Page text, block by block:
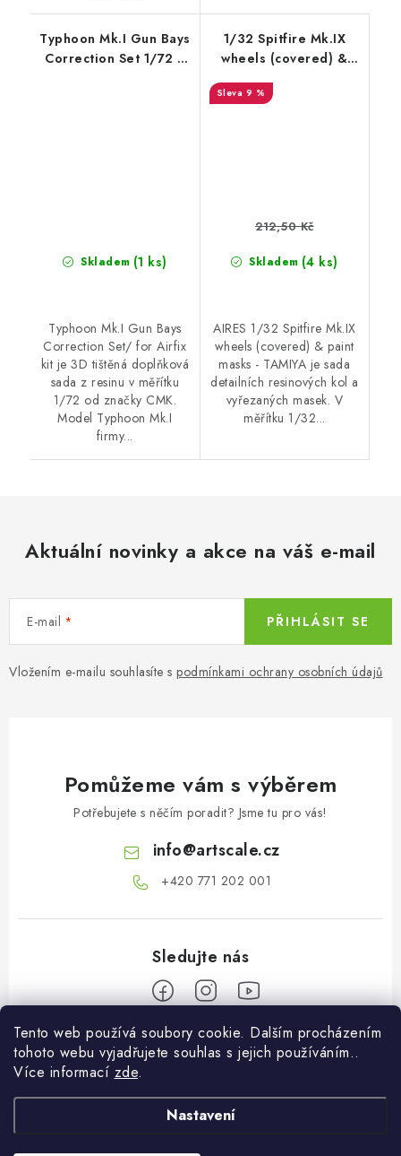
Tento web používá soubory cookie. Dalším procházením
tohoto webu vyjadřujete souhlas s jejich používáním..
Více informací zde.
Nastavení
Typhoon Mk.I Gun Bays
Correction Set 1/72 /
Skladem (1 ks)
Typhoon Mk.I Gun Bays
Correction Set/ for Airfix
kit je 3D tištěná doplňková
sada z resinu v měřítku
1/72 od značky CMK.
Model Typhoon Mk.I
firmy...
1/32 Spitfire Mk.IX
wheels (covered) &
9 %
Skladem (4 ks)
212,50 Kč
AIRES 1/32 Spitfire Mk.IX
wheels (covered) & paint
masks - TAMIYA je sada
detailních resinových kol a
vyřezaných masek. V
měřítku 1/32...
Aktuální novinky a akce na váš e-mail
E-mail
Vložením e-mailu souhlasíte s podmínkami ochrany osobních údajů
PŘIHLÁSIT SE
Pomůžeme vám s výběrem
Potřebujete s něčím poradit? Jsme tu pro vás!
info@artscale.cz
+420 771 202 001​
Informace pro vás
Doprava a platba
Můj účet